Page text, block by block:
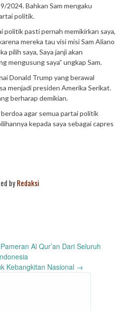
2024. Bahkan Sam mengaku
politik.
politik pasti pernah memikirkan saya,
mereka tau visi misi Sam Aliano
pilih saya, Saya janji akan
mengusung saya” ungkap Sam.
Donald Trump yang berawal
menjadi presiden Amerika Serikat.
berharap demikian.
agar semua partai politik
kepada saya sebagai capres
byRedaksi
Al Qur’an Dari Seluruh
Kebangkitan Nasional →